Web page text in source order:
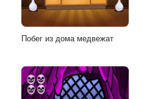
Побег из дома медвежат